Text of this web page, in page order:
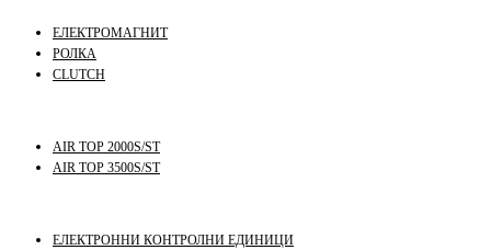
ЕЛЕКТРОМАГНИТ
РОЛКА
CLUTCH
AIR TOP 2000S/ST
AIR TOP 3500S/ST
ЕЛЕКТРОННИ КОНТРОЛНИ ЕДИНИЦИ